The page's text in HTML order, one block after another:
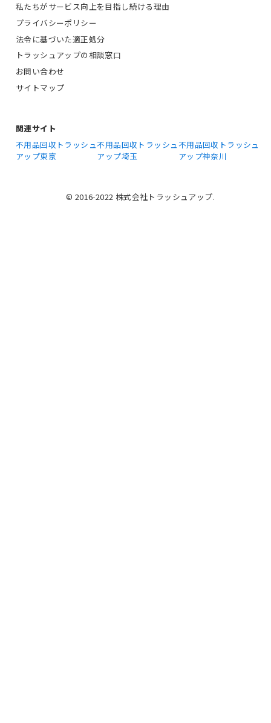
私たちがサービス向上を目指し続ける理由
プライバシーポリシー
法令に基づいた適正処分
トラッシュアップの相談窓口
お問い合わせ
サイトマップ
関連サイト
不用品回収トラッシュ
アップ東京
不用品回収トラッシュ
アップ埼玉
不用品回収トラッシュ
アップ神奈川
© 2016-2022 株式会社トラッシュアップ.